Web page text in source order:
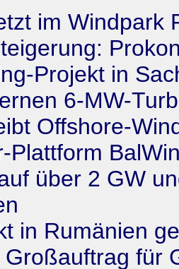
im Windpark
Projekt in
6-MW-
Offshore-
Plattform
über 2 GW
in Rumänien
Großauftrag für